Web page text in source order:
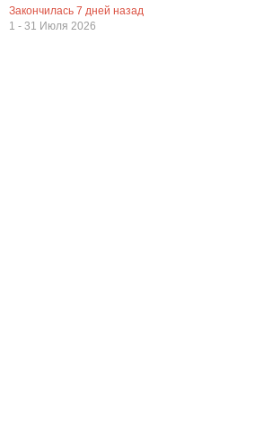
Закончилась 7 дней назад
1 - 31 Июля 2026